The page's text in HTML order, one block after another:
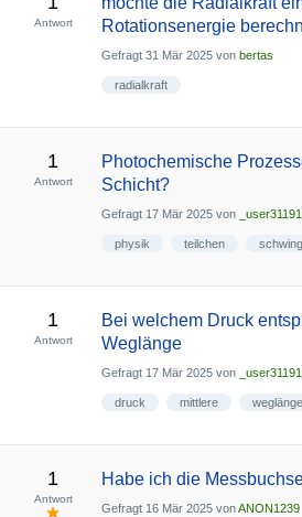
Antwort
Rotationsenergie
Gefragt 31 Mär 2025 von bertas
radialkraft
1
Antwort
Photochemische
Schicht?
Gefragt 17 Mär 2025 von
physik teilchen
1
Antwort
Bei welchem Druck
Weglänge
Gefragt 17 Mär 2025 von
druck mittlere weglänge
1
Antwort
Habe ich die
Gefragt 16 Mär 2025 vonANON1239